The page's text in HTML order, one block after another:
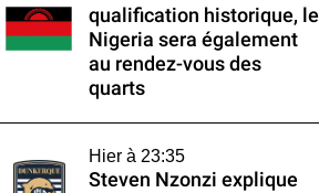
qualification historique, le
Nigeria sera également
au rendez-vous des
quarts
Hier à 23:35
Steven Nzonzi explique